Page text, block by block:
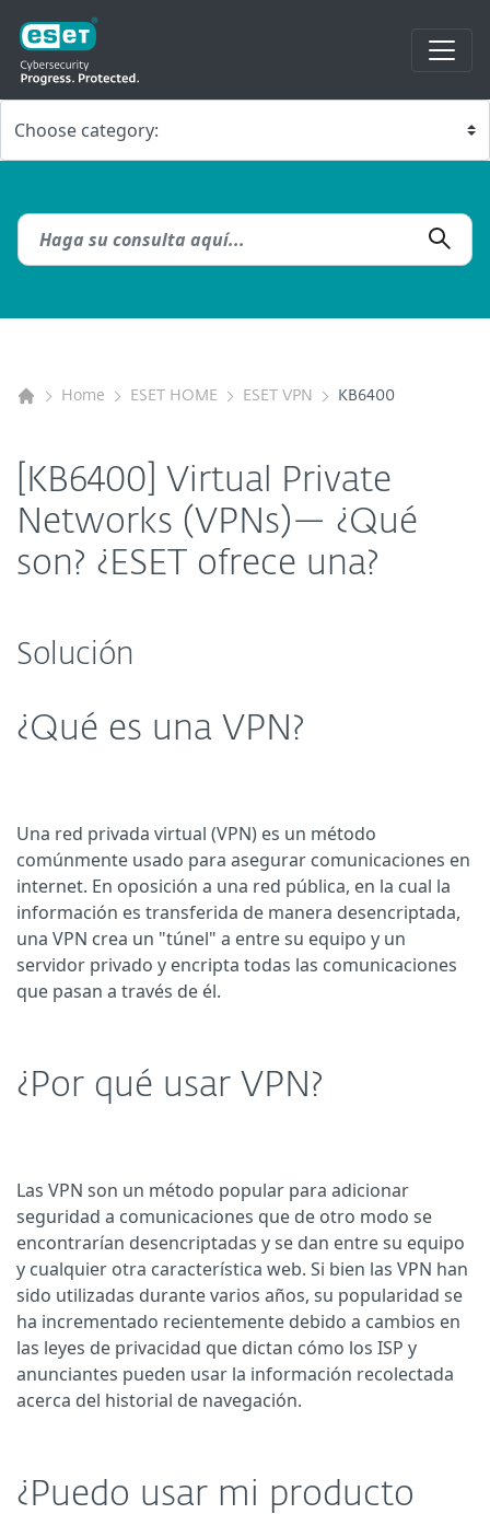
Home ESET HOME ESET VPN KB6400
[KB6400] Virtual Private
Networks (VPNs)— ¿Qué
son? ¿ESET ofrece una?
Solución
¿Qué es una VPN?
Una red privada virtual (VPN) es un método
comúnmente usado para asegurar comunicaciones en
internet. En oposición a una red pública, en la cual la
información es transferida de manera desencriptada,
una VPN crea un "túnel" a entre su equipo y un
servidor privado y encripta todas las comunicaciones
que pasan a través de él.
¿Por qué usar VPN?
Las VPN son un método popular para adicionar
seguridad a comunicaciones que de otro modo se
encontrarían desencriptadas y se dan entre su equipo
y cualquier otra característica web. Si bien las VPN han
sido utilizadas durante varios años, su popularidad se
ha incrementado recientemente debido a cambios en
las leyes de privacidad que dictan cómo los ISP y
anunciantes pueden usar la información recolectada
acerca del historial de navegación.
¿Puedo usar mi producto